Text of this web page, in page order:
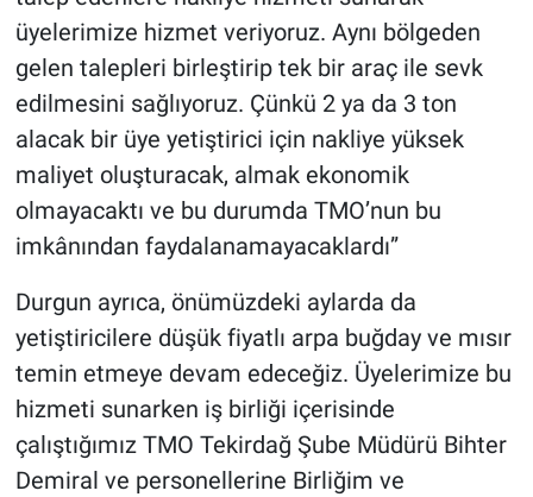
üyelerimize hizmet veriyoruz. Aynı bölgeden
gelen talepleri birleştirip tek bir araç ile sevk
edilmesini sağlıyoruz. Çünkü 2 ya da 3 ton
alacak bir üye yetiştirici için nakliye yüksek
maliyet oluşturacak, almak ekonomik
olmayacaktı ve bu durumda TMO’nun bu
imkânından faydalanamayacaklardı”
Durgun ayrıca, önümüzdeki aylarda da
yetiştiricilere düşük fiyatlı arpa buğday ve mısır
temin etmeye devam edeceğiz. Üyelerimize bu
hizmeti sunarken iş birliği içerisinde
çalıştığımız TMO Tekirdağ Şube Müdürü Bihter
Demiral ve personellerine Birliğim ve